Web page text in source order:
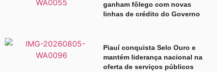
ganham fôlego com novas
linhas de crédito do Governo
Piauí conquista Selo Ouro e
mantém liderança nacional na
oferta de serviços públicos